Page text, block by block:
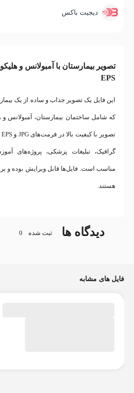
دیجیت باکس
EPS
این فایل یک تصویر جذاب و ساده از یک
که شامل ساختمان بیمارستان، آمبولانس و
گرافیک، تبلیغات پزشکی، پروژه‌های
مناسب است. فایل‌ها قابل ویرایش بوده و
هستند.
دیدگاه ها ثبت شده 0
فایل های مشابه